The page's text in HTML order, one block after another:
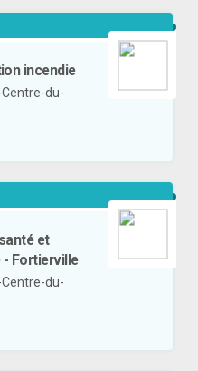
incendie
du-
et
- Fortierville
du-